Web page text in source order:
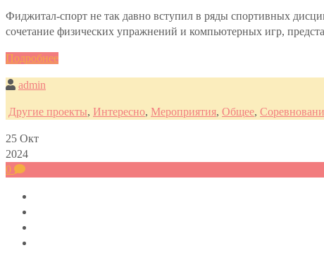
Фиджитал-спорт не так давно вступил в ряды спортивных
сочетание физических упражнений и компьютерных игр,
Подробнее
admin
Другие проекты, Интересно, Мероприятия, Общее,
25 Окт
2024
0